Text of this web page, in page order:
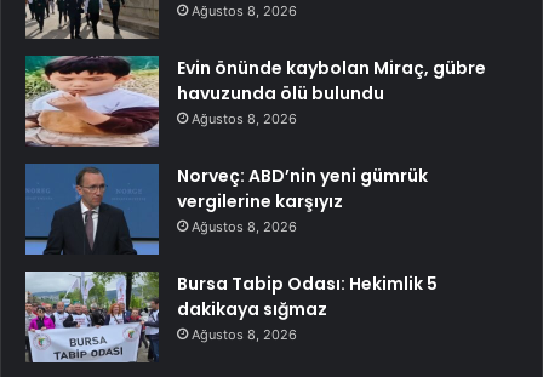
Ağustos 8, 2026
Evin önünde kaybolan Miraç, gübre
havuzunda ölü bulundu
Ağustos 8, 2026
Norveç: ABD’nin yeni gümrük
vergilerine karşıyız
Ağustos 8, 2026
Bursa Tabip Odası: Hekimlik 5
dakikaya sığmaz
Ağustos 8, 2026